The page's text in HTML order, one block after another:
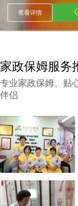
查看详情
家政保姆服务
专业家政保姆、贴
伴侣